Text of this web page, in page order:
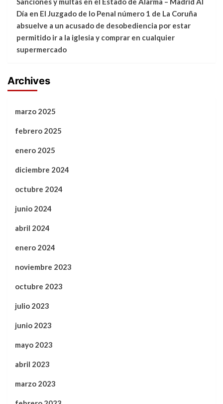
Día en El Juzgado de lo Penal número 1 de La Coruña
absuelve a un acusado de desobediencia por estar
permitido ir a la iglesia y comprar en cualquier
supermercado
Archives
marzo 2025
febrero 2025
enero 2025
diciembre 2024
octubre 2024
junio 2024
abril 2024
enero 2024
noviembre 2023
octubre 2023
julio 2023
junio 2023
mayo 2023
abril 2023
marzo 2023